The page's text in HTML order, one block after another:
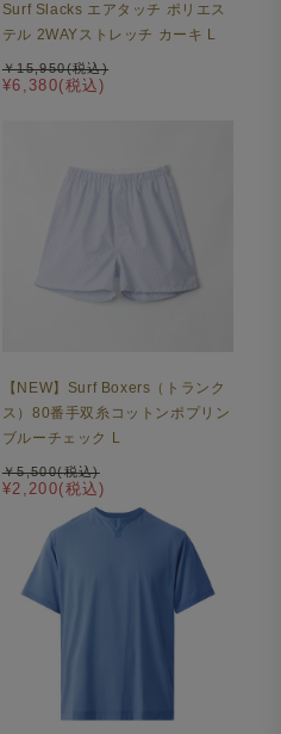
Surf Slacks エアタッチ ポリエス
テル 2WAYストレッチ カーキ L
¥6,380(税込)
￥15,950(税込)
【NEW】Surf Boxers（トランク
ス）80番手双糸コットンポプリン
ブルーチェック L
¥2,200(税込)
￥5,500(税込)